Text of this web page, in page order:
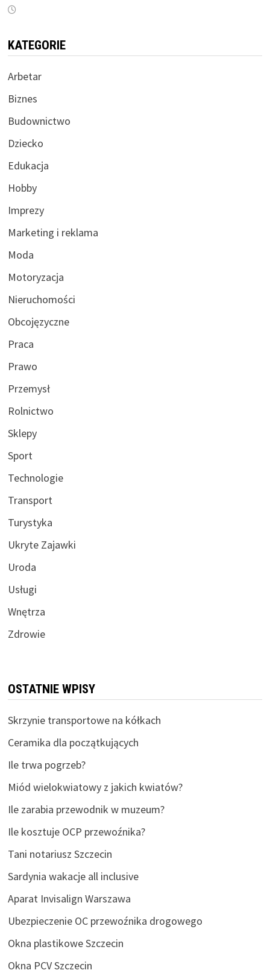
KATEGORIE
Arbetar
Biznes
Budownictwo
Dziecko
Edukacja
Hobby
Imprezy
Marketing i reklama
Moda
Motoryzacja
Nieruchomości
Obcojęzyczne
Praca
Prawo
Przemysł
Rolnictwo
Sklepy
Sport
Technologie
Transport
Turystyka
Ukryte Zajawki
Uroda
Usługi
Wnętrza
Zdrowie
OSTATNIE WPISY
Skrzynie transportowe na kółkach
Ceramika dla początkujących
Ile trwa pogrzeb?
Miód wielokwiatowy z jakich kwiatów?
Ile zarabia przewodnik w muzeum?
Ile kosztuje OCP przewoźnika?
Tani notariusz Szczecin
Sardynia wakacje all inclusive
Aparat Invisalign Warszawa
Ubezpieczenie OC przewoźnika drogowego
Okna plastikowe Szczecin
Okna PCV Szczecin